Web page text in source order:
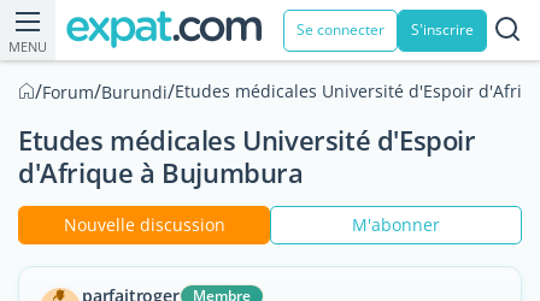
MENU
Se connecter S'inscrire
/Forum/Burundi/Etudes médicales Université d'Espoir
Etudes médicales Université d'Espoir
d'Afrique à Bujumbura
Nouvelle discussion M'abonner
parfaitroger Membre